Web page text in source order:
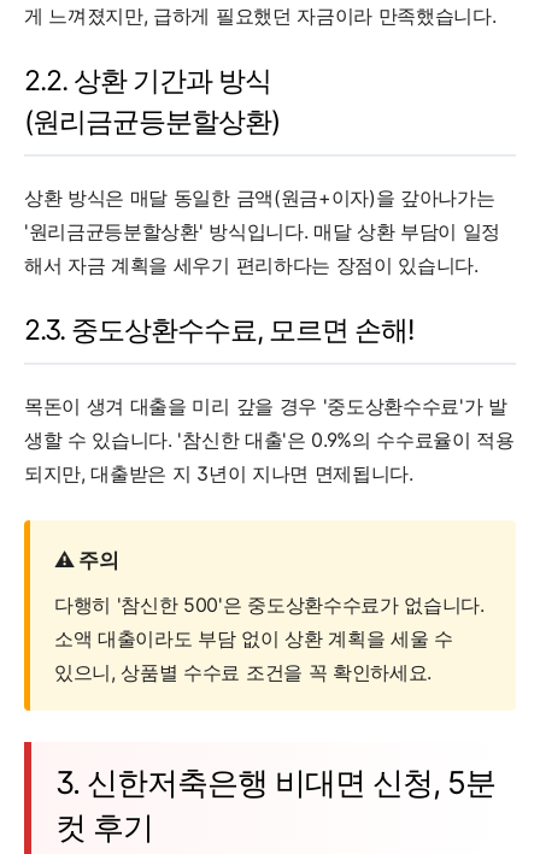
게 느껴졌지만, 급하게 필요했던 자금이라 만족했습니다.
2.2. 상환 기간과 방식
(원리금균등분할상환)
상환 방식은 매달 동일한 금액(원금+이자)을 갚아나가는
'원리금균등분할상환' 방식입니다. 매달 상환 부담이 일정
해서 자금 계획을 세우기 편리하다는 장점이 있습니다.
2.3. 중도상환수수료, 모르면 손해!
목돈이 생겨 대출을 미리 갚을 경우 '중도상환수수료'가 발
생할 수 있습니다. '참신한 대출'은 0.9%의 수수료율이 적용
되지만, 대출받은 지 3년이 지나면 면제됩니다.
⚠️ 주의
다행히 '참신한 500'은 중도상환수수료가 없습니다.
소액 대출이라도 부담 없이 상환 계획을 세울 수
있으니, 상품별 수수료 조건을 꼭 확인하세요.
3. 신한저축은행 비대면 신청, 5분
컷 후기